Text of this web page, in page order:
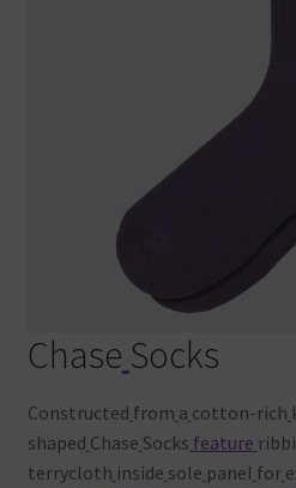
Chase Socks
Constructed from a cotton-rich
shaped Chase Socks feature
terrycloth inside sole panel for